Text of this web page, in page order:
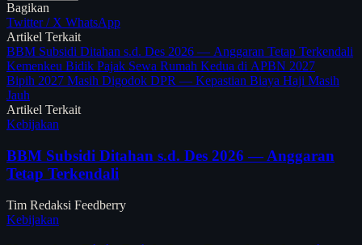
Bagikan
Twitter / X WhatsApp
Artikel Terkait
BBM Subsidi Ditahan s.d. Des 2026 — Anggaran Tetap Terkendali
Kemenkeu Bidik Pajak Sewa Rumah Kedua di APBN 2027
Bipih 2027 Masih Digodok DPR — Kepastian Biaya Haji Masih
Jauh
Artikel Terkait
Kebijakan
BBM Subsidi Ditahan s.d. Des 2026 — Anggaran
Tetap Terkendali
Tim Redaksi Feedberry
Kebijakan